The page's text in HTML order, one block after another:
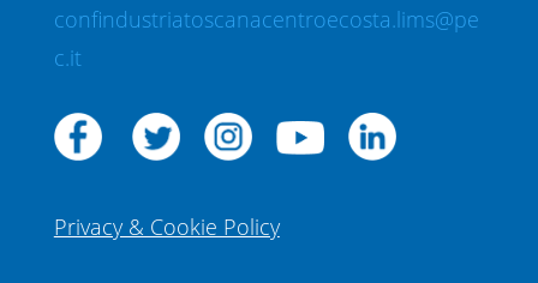
confindustriatoscanacentroecosta.lims@pe
c.it
Privacy & Cookie Policy